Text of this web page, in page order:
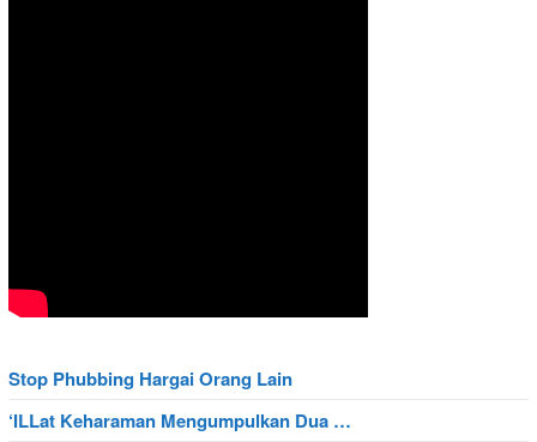
Stop Phubbing Hargai Orang Lain
‘ILLat Keharaman Mengumpulkan Dua …